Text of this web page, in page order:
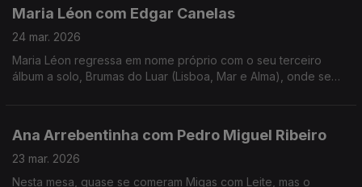
Maria Léon com Edgar Canelas
24 mar. 2026
Maria Léon regressa em nome próprio com o seu terceiro
álbum a solo, Brumas do Luar (Lisboa, Mar e Alma), onde se
Ana Arrebentinha com Pedro Miguel Ribeiro
23 mar. 2026
Nesta mesa, quase se comeram Migas com Leite, mas o